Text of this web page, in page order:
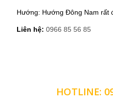
Hướng: Hướng Đông Nam rất
Liên hệ: 0966 85 56 85
HOTLINE: